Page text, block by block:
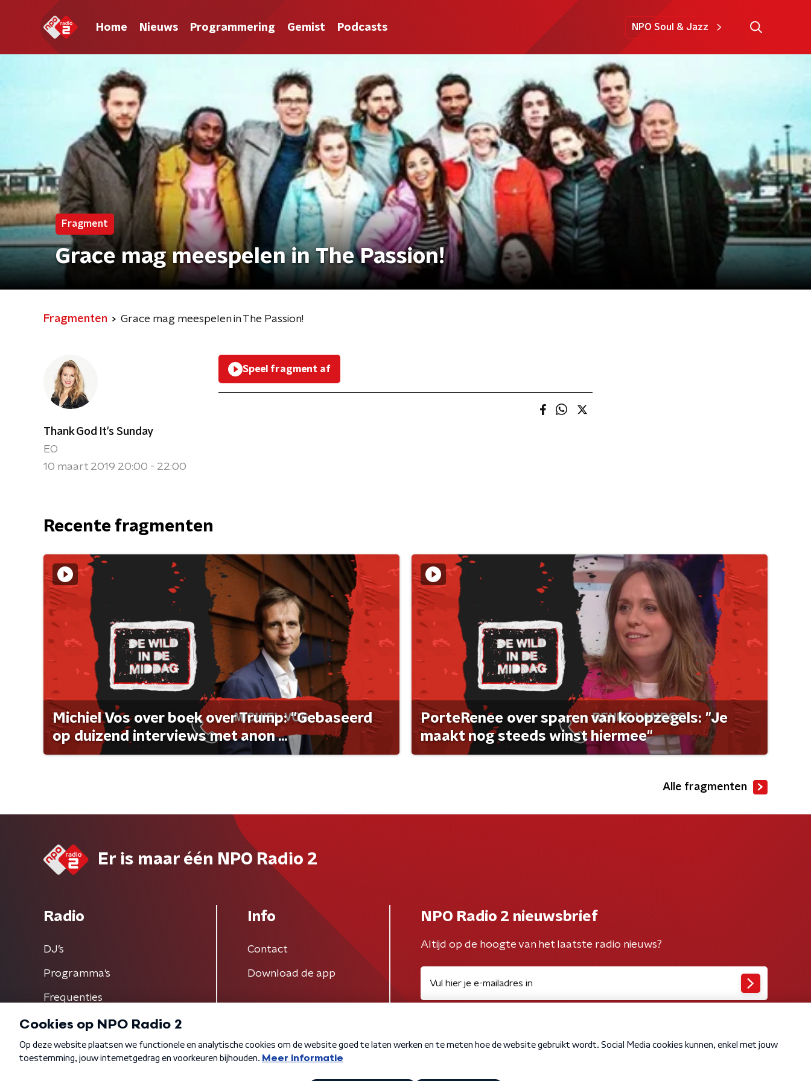
Home Nieuws Programmering Gemist Podcasts NPO Soul & Jazz
Fragment
Grace mag meespelen in The Passion!
Fragmenten Grace mag meespelen in The Passion!
Thank God It's Sunday
EO
10 maart 2019 20:00 - 22:00
Speel fragment af
Recente fragmenten
Michiel Vos over boek over Trump: "Gebaseerd
op duizend interviews met anon ...
PorteRenee over sparen van koopzegels: "Je
maakt nog steeds winst hiermee"
Alle fragmenten
Er is maar één NPO Radio 2
Radio
DJ’s
Programma's
Frequenties
Info
Contact
Download de app
NPO Radio 2 nieuwsbrief
Altijd op de hoogte van het laatste radio nieuws?
Algemene voorwaarden Privacybeleid